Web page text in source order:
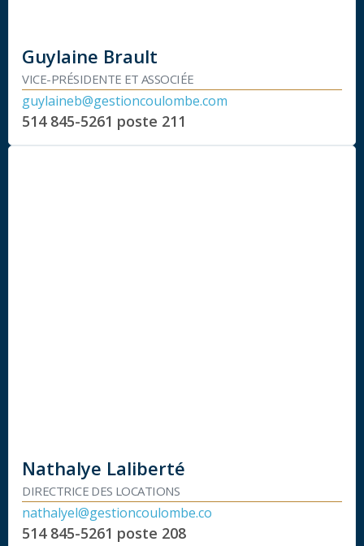
Guylaine Brault
VICE-PRÉSIDENTE ET ASSOCIÉE
guylaineb@gestioncoulombe.com
514 845-5261 poste 211
Nathalye Laliberté
DIRECTRICE DES LOCATIONS
nathalyel@gestioncoulombe.co
514 845-5261 poste 208